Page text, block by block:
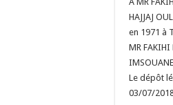
HAJJAJ
en 1971 à
MR
Le dépôt
03/07/